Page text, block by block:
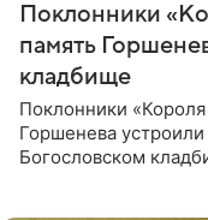
Поклонники
память
кладбище
Поклонники
Горшенева
Богословском